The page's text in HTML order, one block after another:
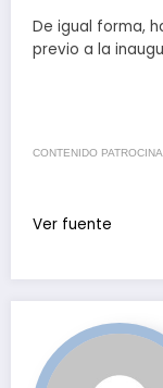
De igual forma,
previo a la
CONTENIDO
Ver fuente